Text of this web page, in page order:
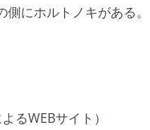
にホルトノキがある。
WEBサイト）